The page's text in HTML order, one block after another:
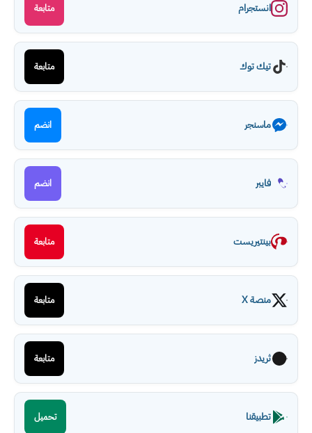
انستجرام متابعة
تيك توك متابعة
ماسنجر انضم
فايبر انضم
بينتيريست متابعة
منصة X متابعة
ثريدز متابعة
تطبيقنا تحميل